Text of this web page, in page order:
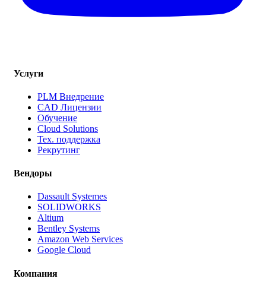
Услуги
PLM Внедрение
CAD Лицензии
Обучение
Cloud Solutions
Тех. поддержка
Рекрутинг
Вендоры
Dassault Systemes
SOLIDWORKS
Altium
Bentley Systems
Amazon Web Services
Google Cloud
Компания